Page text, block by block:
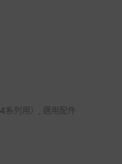
列用） , 選用配件